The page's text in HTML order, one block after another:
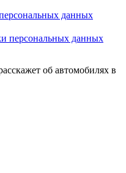
данных
персональных данных
об автомобилях в